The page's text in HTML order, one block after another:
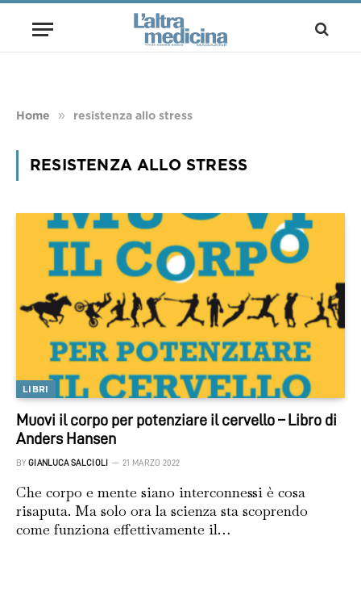
Home » resistenza allo stress
RESISTENZA ALLO STRESS
LIBRI
Muovi il corpo per potenziare il cervello – Libro di
Anders Hansen
BY GIANLUCA SALCIOLI 21 MARZO 2022
Che corpo e mente siano interconnessi è cosa
risaputa. Ma solo ora la scienza sta scoprendo
come funziona effettivamente il…